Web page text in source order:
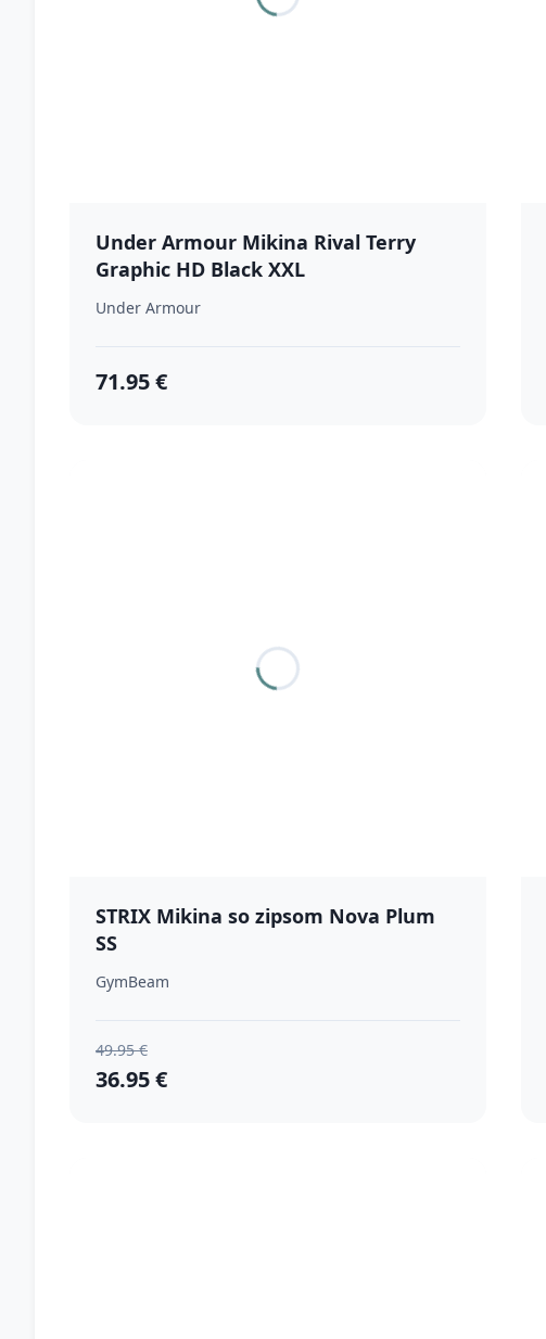
Under Armour Mikina Rival Terry
Graphic HD Black XXL
Under Armour
71.95 €
STRIX Mikina so zipsom Nova Plum
SS
GymBeam
49.95 €
36.95 €